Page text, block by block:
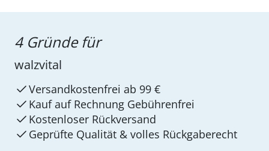
4 Gründe für
walzvital
Versandkostenfrei ab 99 €
Kauf auf Rechnung Gebührenfrei
Kostenloser Rückversand
Geprüfte Qualität & volles Rückgaberecht